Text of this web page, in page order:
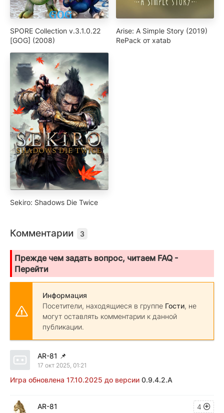
SPORE Collection v.3.1.0.22
[GOG] (2008)
Arise: A Simple Story (2019)
RePack от xatab
Sekiro: Shadows Die Twice
Комментарии 3
Прежде чем задать вопрос, читаем FAQ -
Перейти
Информация
Посетители, находящиеся в группе Гости, не
могут оставлять комментарии к данной
публикации.
AR-81 📌
17 окт 2025, 01:21
Игра обновлена 17.10.2025 до версии 0.9.4.2.A
4
AR-81